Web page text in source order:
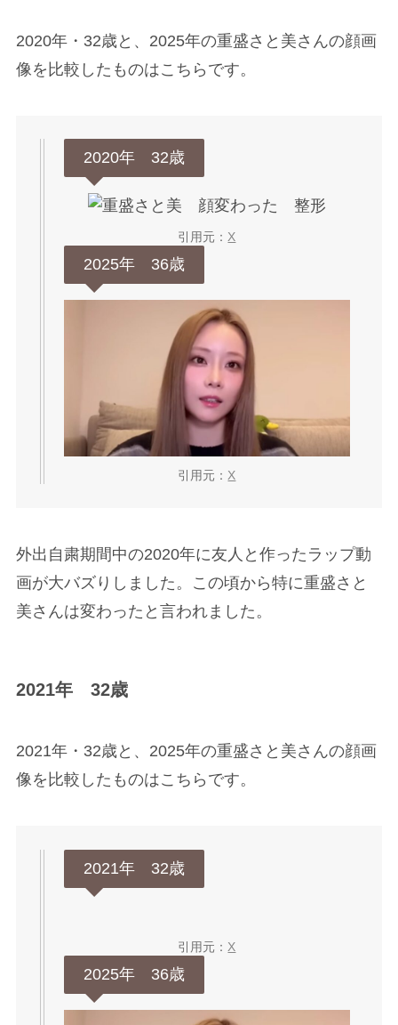
2020年・32歳と、2025年の重盛さと美さんの顔画
像を比較したものはこちらです。
2020年 32歳
引用元： X
2025年 36歳
引用元： X
外出自粛期間中の2020年に友人と作ったラップ動
画が大バズりしました。この頃から特に重盛さと
美さんは変わったと言われました。
2021年 32歳
2021年・32歳と、2025年の重盛さと美さんの顔画
像を比較したものはこちらです。
2021年 32歳
引用元：X
2025年 36歳